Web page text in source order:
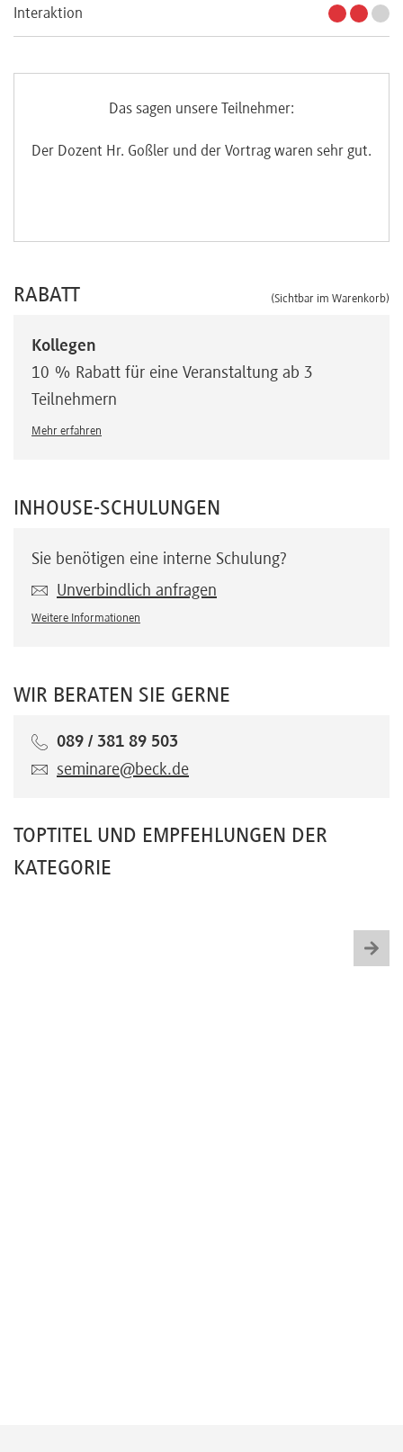
Interaktion
Das sagen unsere Teilnehmer:
Der Dozent Hr. Goßler und der Vortrag waren sehr gut.
RABATT (Sichtbar im Warenkorb)
Kollegen
10 % Rabatt für eine Veranstaltung ab 3
Teilnehmern
Mehr erfahren
INHOUSE-SCHULUNGEN
Sie benötigen eine interne Schulung?
Unverbindlich anfragen
Weitere Informationen
WIR BERATEN SIE GERNE
089 / 381 89 503
seminare@beck.de
TOPTITEL UND EMPFEHLUNGEN DER
KATEGORIE